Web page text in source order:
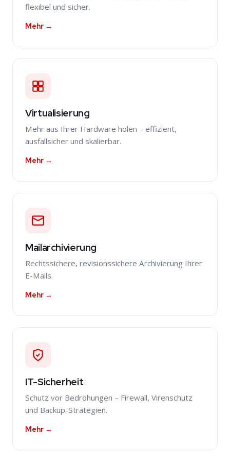
flexibel und sicher.
Mehr →
Virtualisierung
Mehr aus Ihrer Hardware holen – effizient,
ausfallsicher und skalierbar.
Mehr →
Mailarchivierung
Rechtssichere, revisionssichere Archivierung Ihrer
E-Mails.
Mehr →
IT-Sicherheit
Schutz vor Bedrohungen – Firewall, Virenschutz
und Backup-Strategien.
Mehr →